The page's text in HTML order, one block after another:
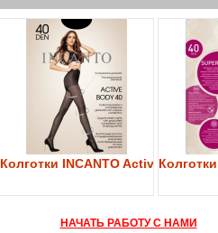
Колготки INCANTO Active Body 40
НАЧАТЬ РАБОТУ С НАМИ